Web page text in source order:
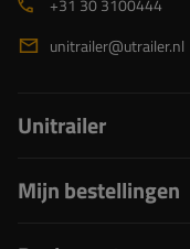
+31 30 3100444
unitrailer@utrailer.nl
Unitrailer
Mijn bestellingen